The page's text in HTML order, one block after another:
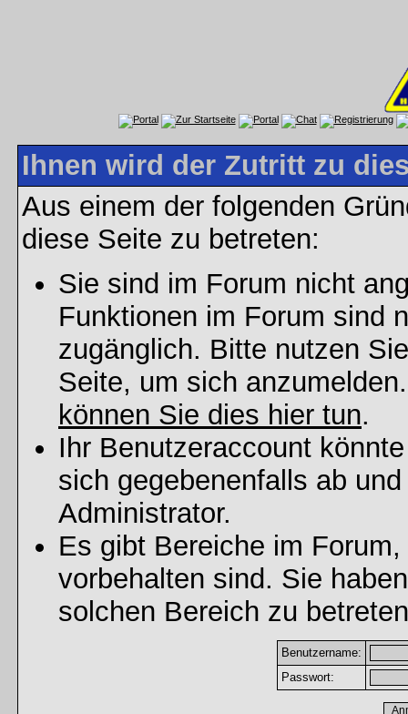
Ihnen wird der Zutritt zu
Aus einem der folgenden
diese Seite zu betreten:
Sie sind im Forum nicht
Funktionen im Forum sind
zugänglich. Bitte nutzen
Seite, um sich
können Sie dies hier tun.
Ihr Benutzeraccount
sich gegebenenfalls ab
Administrator.
Es gibt Bereiche im
vorbehalten sind. Sie
solchen Bereich zu
Benutzername:
Passwort: